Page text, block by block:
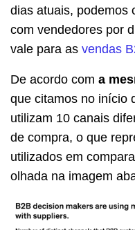
dias atuais, podemos
com vendedores por
vale para as vendas
De acordo com a
que citamos no início
utilizam 10 canais
de compra, o que
utilizados em
olhada na imagem